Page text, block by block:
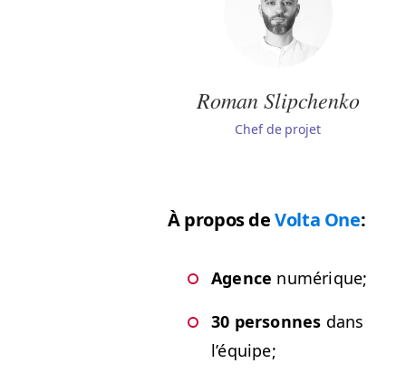
Roman Slipchenko
Chef de projet
À pro­pos deVol­ta One:
Agence numérique;
30 per­son­nes dans
l’équipe;